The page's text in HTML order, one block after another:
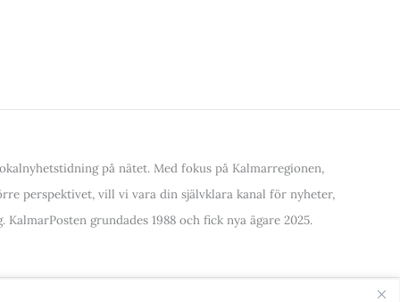
på nätet. Med fokus på Kalmarregionen,
perspektivet, vill vi vara din självklara kanal för nyheter,
KalmarPosten grundades 1988 och fick nya ägare 2025.